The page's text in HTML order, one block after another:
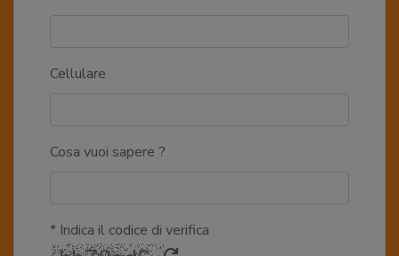
Cellulare
Cosa vuoi sapere ?
* Indica il codice di verifica